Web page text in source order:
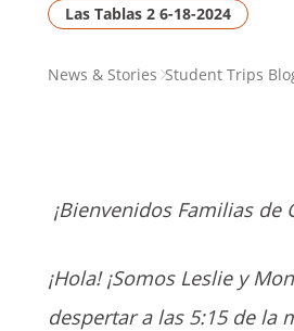
Las Tablas 2 6-18-2024
PAGENews & Stories Student Trips
¡Bienvenidos Familias de
¡Hola! ¡Somos Leslie y
despertar a las 5:15 de la